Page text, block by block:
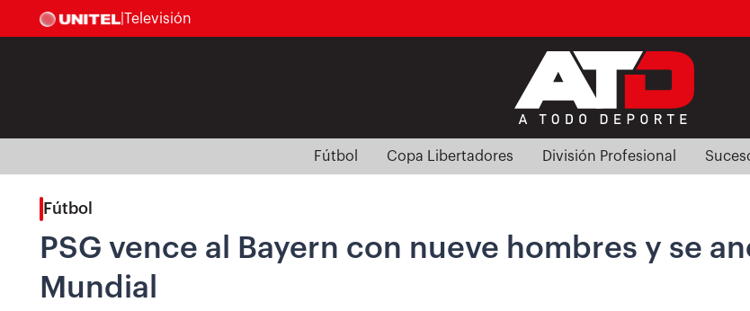
Televisión
Fútbol Copa Libertadores División Profesional
Fútbol
PSG vence al Bayern con nueve hombres y se
Mundial